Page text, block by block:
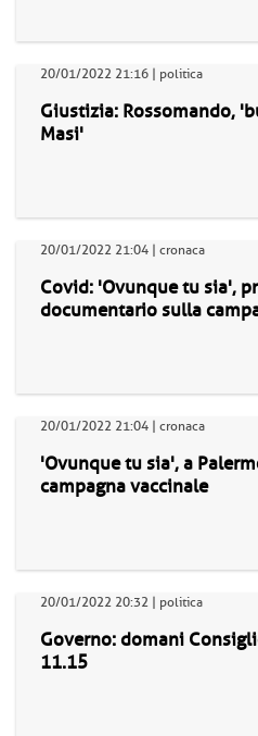
20/01/2022 21:16 | politica
Giustizia: Rossomando,
Masi'
20/01/2022 21:04 | cronaca
Covid: 'Ovunque tu sia',
documentario sulla
20/01/2022 21:04 | cronaca
'Ovunque tu sia', a
campagna vaccinale
20/01/2022 20:32 | politica
Governo: domani
11.15